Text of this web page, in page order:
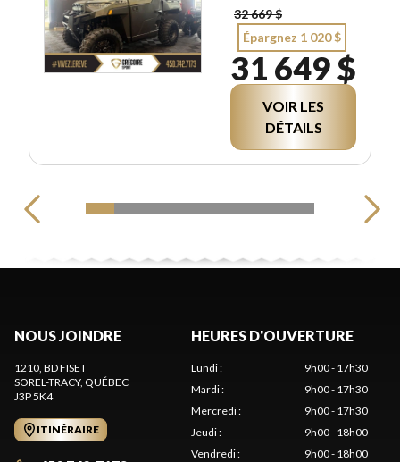
32 669 $
Épargnez 1 020 $
31 649 $
VOIR LES
DÉTAILS
NOUS JOINDRE
1210, BD FISET
SOREL-TRACY, QUÉBEC
J3P 5K4
ITINÉRAIRE
HEURES D'OUVERTURE
Lundi:
9h00 - 17h30
Mardi:
9h00 - 17h30
Mercredi:
9h00 - 17h30
Jeudi:
9h00 - 18h00
Vendredi: 9h00 - 18h00